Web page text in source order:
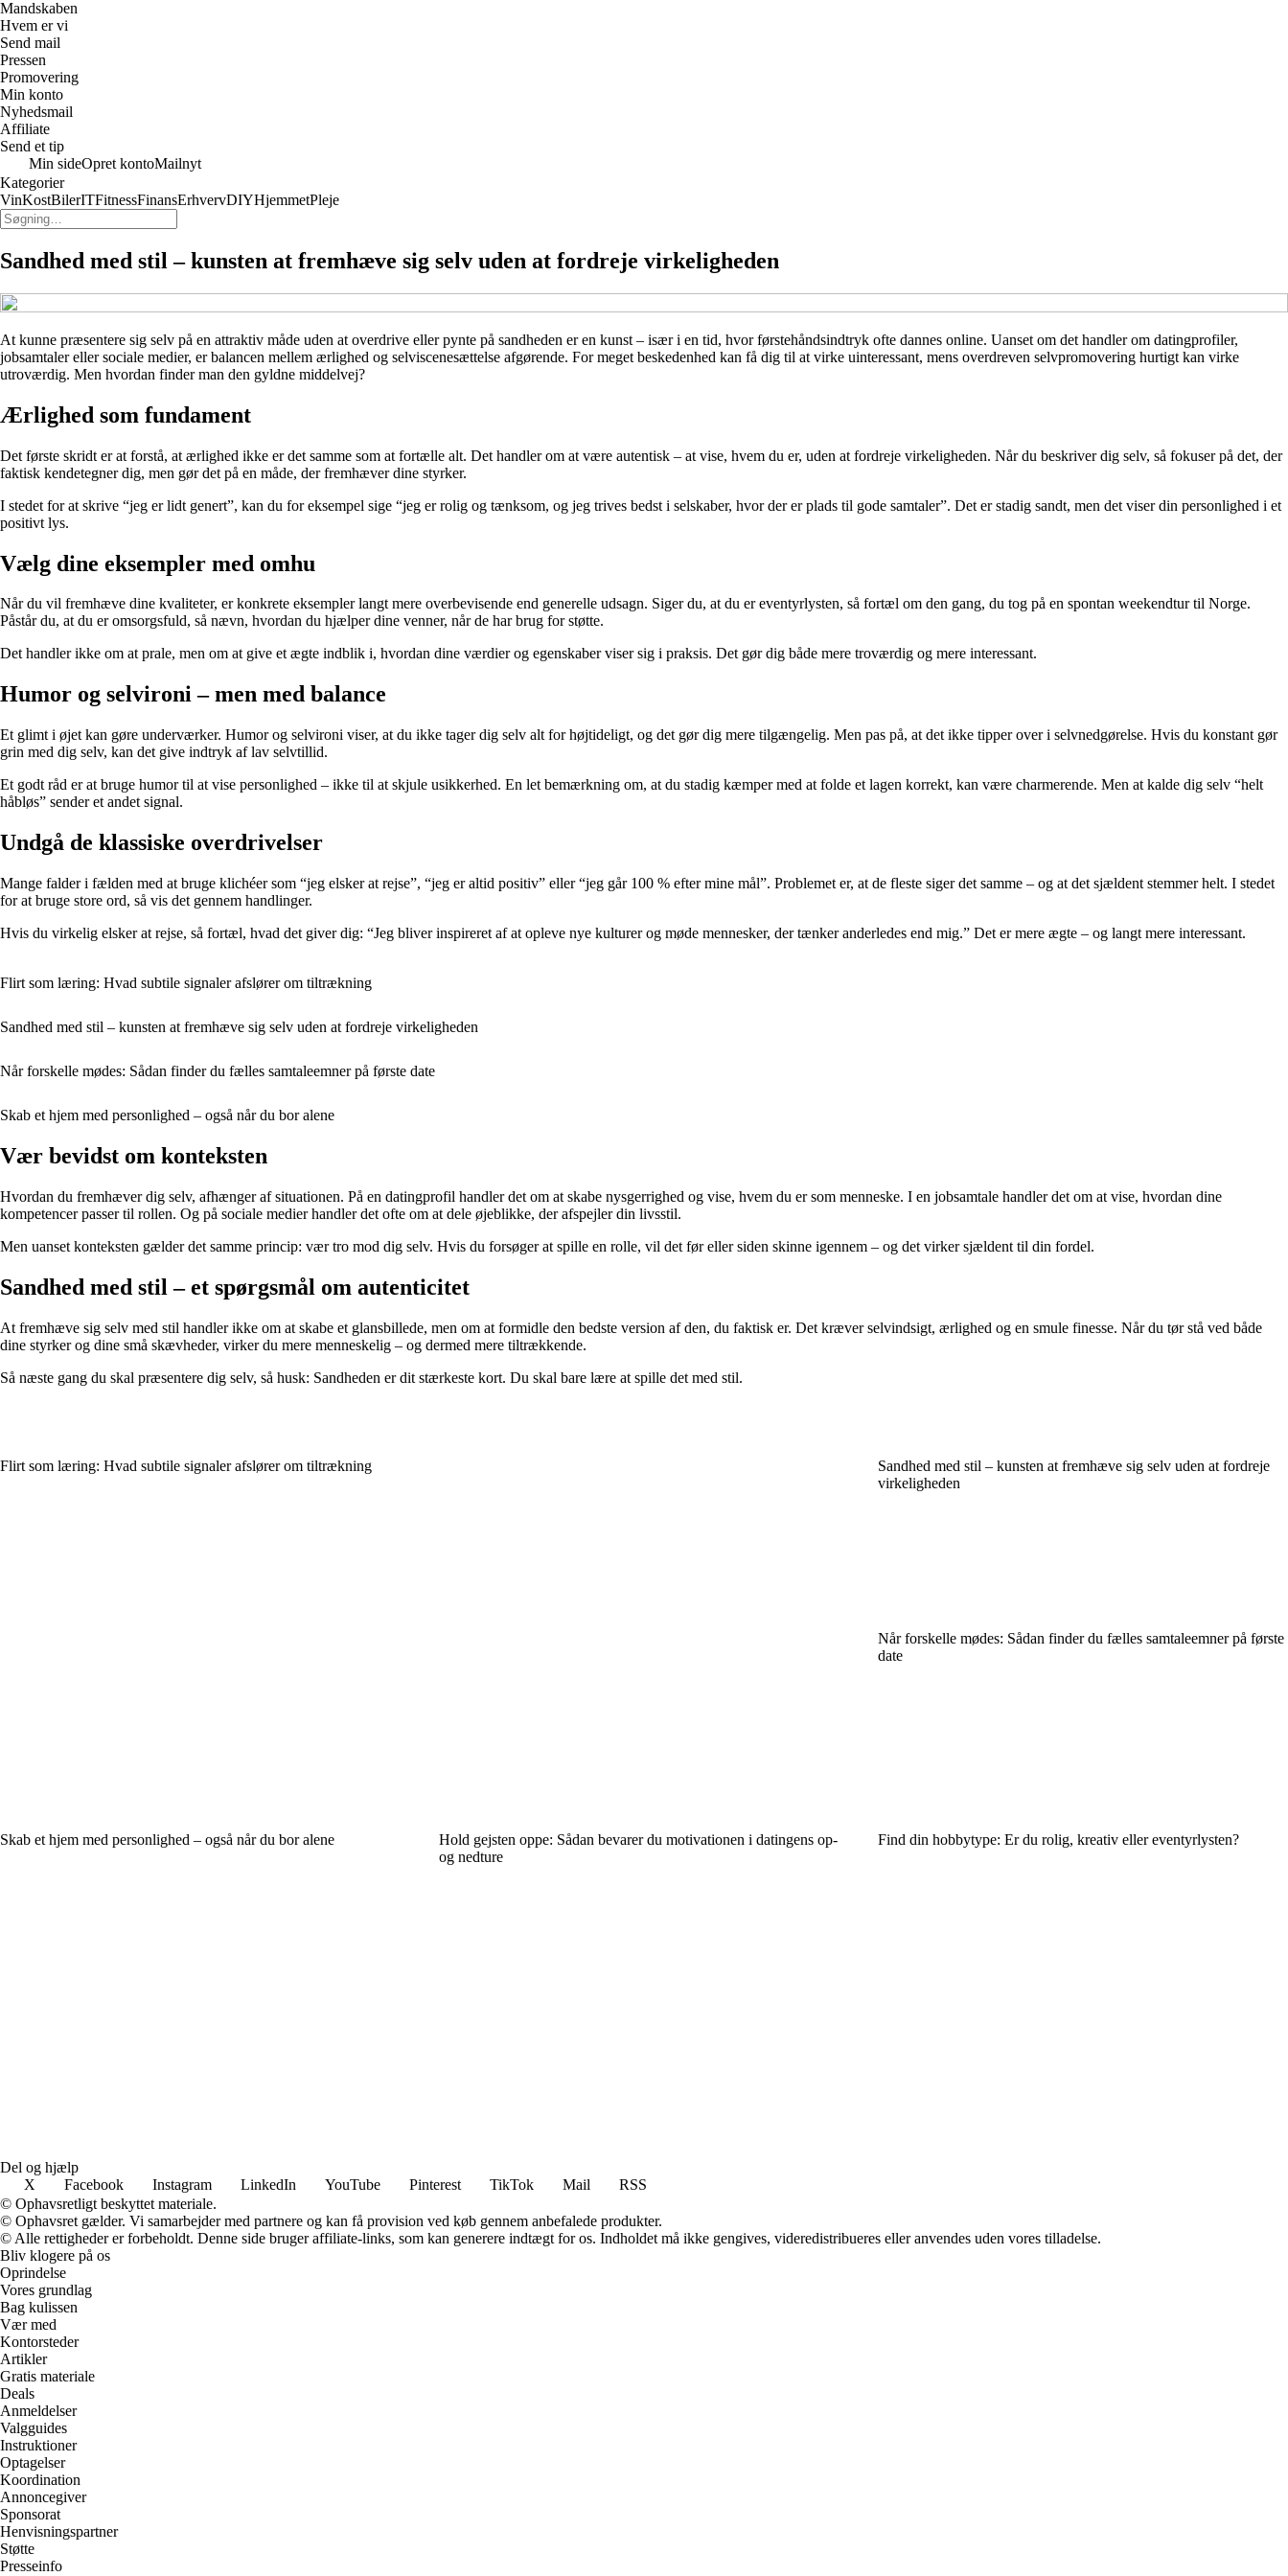
Mandskaben
Hvem er vi
Send mail
Pressen
Promovering
Min konto
Nyhedsmail
Affiliate
Send et tip
Min sideOpret kontoMailnyt
Kategorier
VinKostBilerITFitnessFinansErhvervDIYHjemmetPleje
Sandhed med stil – kunsten at fremhæve sig selv uden at fordreje virkeligheden
At kunne præsentere sig selv på en attraktiv måde uden at overdrive eller pynte på sandheden er en kunst – især i en tid, hvor førstehåndsindtryk ofte dannes online. Uanset om det handler om datingprofiler,
jobsamtaler eller sociale medier, er balancen mellem ærlighed og selviscenesættelse afgørende. For meget beskedenhed kan få dig til at virke uinteressant, mens overdreven selvpromovering hurtigt kan virke
utroværdig. Men hvordan finder man den gyldne middelvej?
Ærlighed som fundament
Det første skridt er at forstå, at ærlighed ikke er det samme som at fortælle alt. Det handler om at være autentisk – at vise, hvem du er, uden at fordreje virkeligheden. Når du beskriver dig selv, så fokuser på det, der
faktisk kendetegner dig, men gør det på en måde, der fremhæver dine styrker.
I stedet for at skrive “jeg er lidt genert”, kan du for eksempel sige “jeg er rolig og tænksom, og jeg trives bedst i selskaber, hvor der er plads til gode samtaler”. Det er stadig sandt, men det viser din personlighed i et
positivt lys.
Vælg dine eksempler med omhu
Når du vil fremhæve dine kvaliteter, er konkrete eksempler langt mere overbevisende end generelle udsagn. Siger du, at du er eventyrlysten, så fortæl om den gang, du tog på en spontan weekendtur til Norge.
Påstår du, at du er omsorgsfuld, så nævn, hvordan du hjælper dine venner, når de har brug for støtte.
Det handler ikke om at prale, men om at give et ægte indblik i, hvordan dine værdier og egenskaber viser sig i praksis. Det gør dig både mere troværdig og mere interessant.
Humor og selvironi – men med balance
Et glimt i øjet kan gøre underværker. Humor og selvironi viser, at du ikke tager dig selv alt for højtideligt, og det gør dig mere tilgængelig. Men pas på, at det ikke tipper over i selvnedgørelse. Hvis du konstant gør
grin med dig selv, kan det give indtryk af lav selvtillid.
Et godt råd er at bruge humor til at vise personlighed – ikke til at skjule usikkerhed. En let bemærkning om, at du stadig kæmper med at folde et lagen korrekt, kan være charmerende. Men at kalde dig selv “helt
håbløs” sender et andet signal.
Undgå de klassiske overdrivelser
Mange falder i fælden med at bruge klichéer som “jeg elsker at rejse”, “jeg er altid positiv” eller “jeg går 100 % efter mine mål”. Problemet er, at de fleste siger det samme – og at det sjældent stemmer helt. I stedet
for at bruge store ord, så vis det gennem handlinger.
Hvis du virkelig elsker at rejse, så fortæl, hvad det giver dig: “Jeg bliver inspireret af at opleve nye kulturer og møde mennesker, der tænker anderledes end mig.” Det er mere ægte – og langt mere interessant.
Flirt som læring: Hvad subtile signaler afslører om tiltrækning
Sandhed med stil – kunsten at fremhæve sig selv uden at fordreje virkeligheden
Når forskelle mødes: Sådan finder du fælles samtaleemner på første date
Skab et hjem med personlighed – også når du bor alene
Vær bevidst om konteksten
Hvordan du fremhæver dig selv, afhænger af situationen. På en datingprofil handler det om at skabe nysgerrighed og vise, hvem du er som menneske. I en jobsamtale handler det om at vise, hvordan dine
kompetencer passer til rollen. Og på sociale medier handler det ofte om at dele øjeblikke, der afspejler din livsstil.
Men uanset konteksten gælder det samme princip: vær tro mod dig selv. Hvis du forsøger at spille en rolle, vil det før eller siden skinne igennem – og det virker sjældent til din fordel.
Sandhed med stil – et spørgsmål om autenticitet
At fremhæve sig selv med stil handler ikke om at skabe et glansbillede, men om at formidle den bedste version af den, du faktisk er. Det kræver selvindsigt, ærlighed og en smule finesse. Når du tør stå ved både
dine styrker og dine små skævheder, virker du mere menneskelig – og dermed mere tiltrækkende.
Så næste gang du skal præsentere dig selv, så husk: Sandheden er dit stærkeste kort. Du skal bare lære at spille det med stil.
Flirt som læring: Hvad subtile signaler afslører om tiltrækning
Sandhed med stil – kunsten at fremhæve sig selv uden at fordreje
virkeligheden
Når forskelle mødes: Sådan finder du fælles samtaleemner på første
date
Skab et hjem med personlighed – også når du bor alene
Hold gejsten oppe: Sådan bevarer du motivationen i datingens op-
og nedture
Find din hobbytype: Er du rolig, kreativ eller eventyrlysten?
Del og hjælp
X
Facebook Instagram LinkedIn YouTube Pinterest TikTok Mail
RSS
© Ophavsretligt beskyttet materiale.
© Ophavsret gælder. Vi samarbejder med partnere og kan få provision ved køb gennem anbefalede produkter.
© Alle rettigheder er forbeholdt. Denne side bruger affiliate-links, som kan generere indtægt for os. Indholdet må ikke gengives, videredistribueres eller anvendes uden vores tilladelse.
Bliv klogere på os
Oprindelse
Vores grundlag
Bag kulissen
Vær med
Kontorsteder
Artikler
Gratis materiale
Deals
Anmeldelser
Valgguides
Instruktioner
Optagelser
Koordination
Annoncegiver
Sponsorat
Henvisningspartner
Støtte
Presseinfo